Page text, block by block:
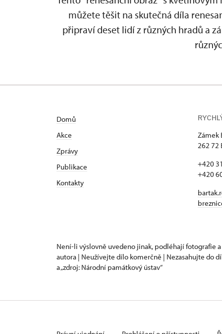
můžete těšit na skutečná díla
připraví deset lidí z různých hradů a
Domů
Akce
Zprávy
Publikace
Kontakty
Zámek
262 72
+420
+420
Není-li výslovně uvedeno jinak, podléhají fotografie
autora | Neužívejte dílo komerčně | Nezasahujte do
a „zdroj: Národní památkový ústav“